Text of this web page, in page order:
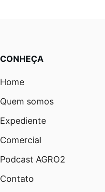
CONHEÇA
Home
Quem somos
Expediente
Comercial
Podcast AGRO2
Contato